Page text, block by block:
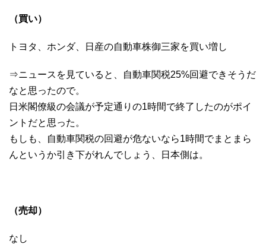
（買い）
トヨタ、ホンダ、日産の自動車株御三家を買い増し
⇒ニュースを見ていると、自動車関税25%回避できそうだ
なと思ったので。
日米閣僚級の会議が予定通りの1時間で終了したのがポイ
ントだと思った。
もしも、自動車関税の回避が危ないなら1時間でまとまら
んというか引き下がれんでしょう、日本側は。
（売却）
なし